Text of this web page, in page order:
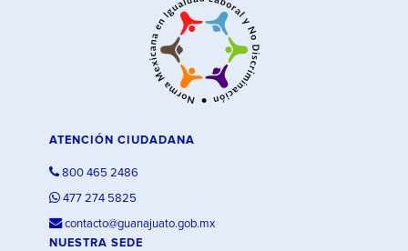
ATENCIÓN CIUDADANA
800 465 2486
477 274 5825
contacto@guanajuato.gob.mx
NUESTRA SEDE